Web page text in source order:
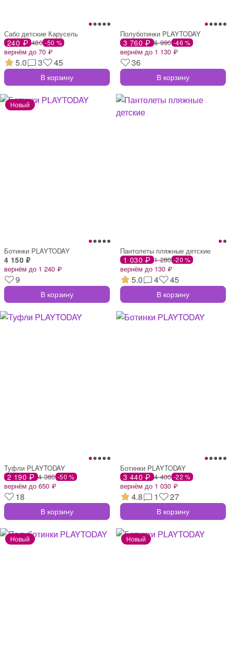
Сабо детские Карусель
240 ₽ 480 -50 %
вернём до 70 ₽
5.0 3 45
В корзину
Полуботинки PLAYTODAY
3 760 ₽ 6 990 -46 %
вернём до 1 130 ₽
36
В корзину
Ботинки PLAYTODAY
4 150 ₽
вернём до 1 240 ₽
9
В корзину
Пантолеты пляжные детские
1 030 ₽ 1 280 -20 %
вернём до 130 ₽
5.0 4 45
В корзину
Туфли PLAYTODAY
2 190 ₽ 4 380 -50 %
вернём до 650 ₽
18
В корзину
Ботинки PLAYTODAY
3 440 ₽ 4 400 -22 %
вернём до 1 030 ₽
4.8 1 27
В корзину